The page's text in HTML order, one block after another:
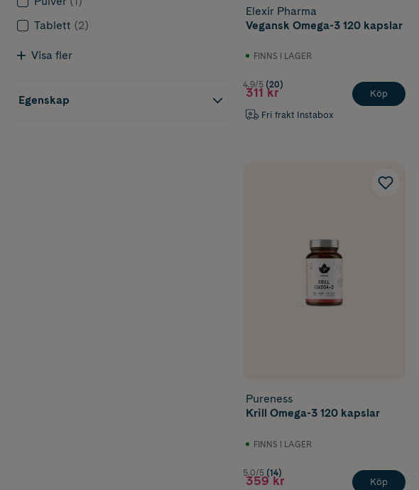
Tablett (2)
Visa fler
Egenskap
Elexir Pharma
Vegansk Omega-3 120 kapslar
FINNS I LAGER
4.9/5 (20)
311 kr
Fri frakt Instabox
Köp
Pureness
Krill Omega-3 120 kapslar
FINNS I LAGER
5.0/5 (14)
359 kr Köp